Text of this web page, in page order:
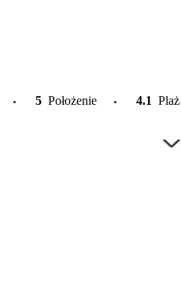
5 Położenie 4.1 Plaża